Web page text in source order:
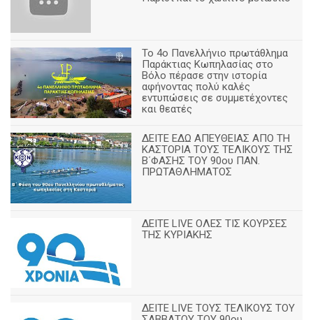
Το 4ο Πανελλήνιο πρωτάθλημα
Παράκτιας Κωπηλασίας στο
Βόλο πέρασε στην ιστορία
αφήνοντας πολύ καλές
εντυπώσεις σε συμμετέχοντες
και θεατές
ΔΕΙΤΕ ΕΔΩ ΑΠΕΥΘΕΙΑΣ ΑΠΟ ΤΗ
ΚΑΣΤΟΡΙΑ ΤΟΥΣ ΤΕΛΙΚΟΥΣ ΤΗΣ
Β΄ΦΑΣΗΣ ΤΟΥ 90ου ΠΑΝ.
ΠΡΩΤΑΘΛΗΜΑΤΟΣ
ΔΕΙΤΕ LIVE ΟΛΕΣ ΤΙΣ ΚΟΥΡΣΕΣ
ΤΗΣ ΚΥΡΙΑΚΗΣ
ΔΕΙΤΕ LIVE ΤΟΥΣ ΤΕΛΙΚΟΥΣ ΤΟΥ